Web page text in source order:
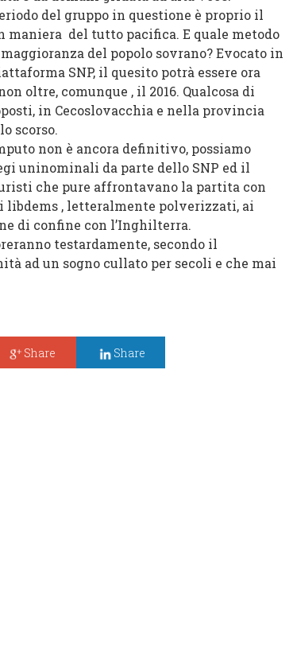
del gruppo in questione è proprio il
maniera del tutto pacifica. E quale metodo
del popolo sovrano? Evocato in
SNP, il quesito potrà essere ora
oltre, comunque , il 2016. Qualcosa di
in Cecoslovacchia e nella provincia
scorso.
non è ancora definitivo, possiamo
uninominali da parte dello SNP ed il
che pure affrontavano la partita con
libdems , letteralmente polverizzati, ai
di confine con l’Inghilterra.
testardamente, secondo il
ad un sogno cullato per secoli e che mai
Share Share